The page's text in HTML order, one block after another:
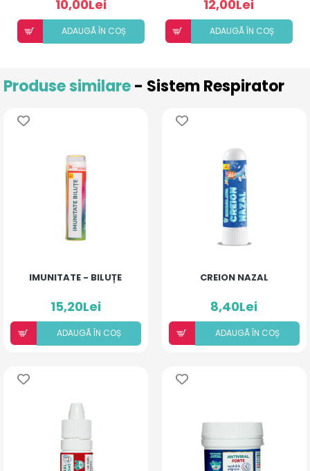
10,00Lei
ADAUGÃ ÎN COȘ
12,00Lei
ADAUGÃ ÎN COȘ
Produse similare- Sistem Respirator
IMUNITATE - BILUȚE
15,20Lei
ADAUGÃ ÎN COȘ
CREION NAZAL
8,40Lei
ADAUGÃ ÎN COȘ